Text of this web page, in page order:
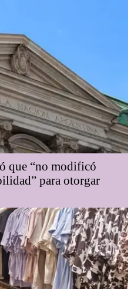
que “no modificó
para otorgar